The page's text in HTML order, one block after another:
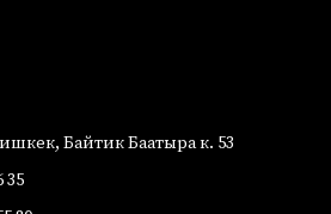
Байтик Баатыра к. 53
35